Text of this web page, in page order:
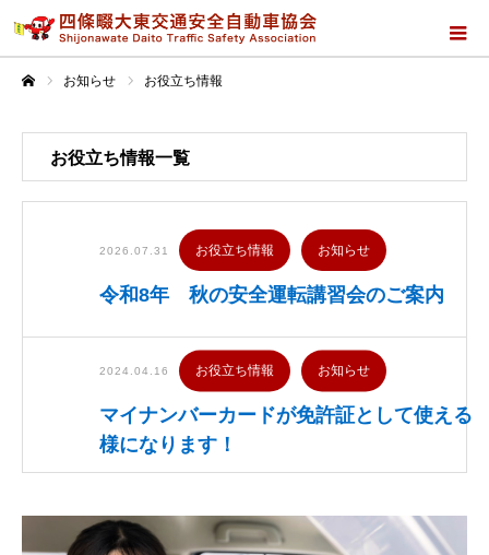
お知らせ お役立ち情報
お役立ち情報一覧
2026.07.31 お役立ち情報 お知らせ
令和8年 秋の安全運転講習会のご案内
2024.04.16 お役立ち情報 お知らせ
マイナンバーカードが免許証として使える
様になります！